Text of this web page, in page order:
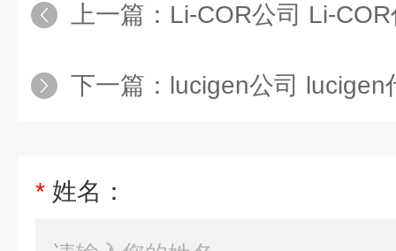
上一篇： Li-COR公司 Li-
下一篇： lucigen公司 lucigen
* 姓名：